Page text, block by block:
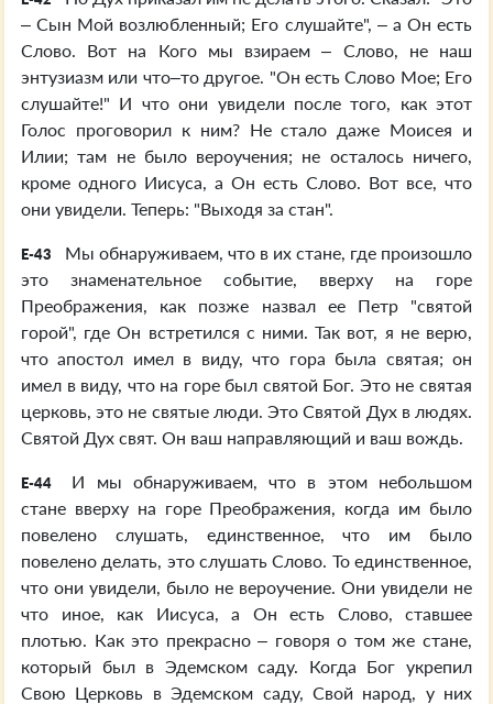
– Сын Мой возлюбленный; Его слушайте", – а Он есть
Слово. Вот на Кого мы взираем – Слово, не наш
энтузиазм или что–то другое. "Он есть Слово Мое; Его
слушайте!" И что они увидели после того, как этот
Голос проговорил к ним? Не стало даже Моисея и
Илии; там не было вероучения; не осталось ничего,
кроме одного Иисуса, а Он есть Слово. Вот все, что
они увидели. Теперь: "Выходя за стан".
E-43
Мы обнаруживаем, что в их стане, где произошло
это знаменательное событие, вверху на горе
Преображения, как позже назвал ее Петр "святой
горой", где Он встретился с ними. Так вот, я не верю,
что апостол имел в виду, что гора была святая; он
имел в виду, что на горе был святой Бог. Это не святая
церковь, это не святые люди. Это Святой Дух в людях.
Святой Дух свят. Он ваш направляющий и ваш вождь.
E-44
И мы обнаруживаем, что в этом небольшом
стане вверху на горе Преображения, когда им было
повелено слушать, единственное, что им было
повелено делать, это слушать Слово. То единственное,
что они увидели, было не вероучение. Они увидели не
что иное, как Иисуса, а Он есть Слово, ставшее
плотью. Как это прекрасно – говоря о том же стане,
который был в Эдемском саду. Когда Бог укрепил
Свою Церковь в Эдемском саду, Свой народ, у них